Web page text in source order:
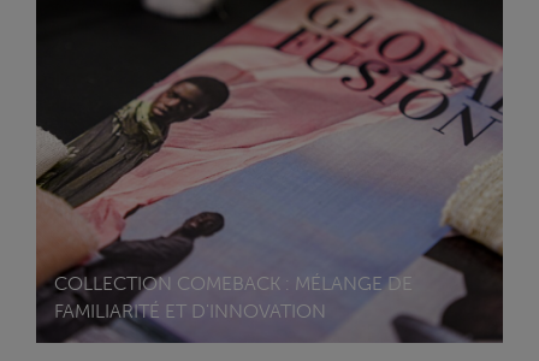
COLLECTION COMEBACK : MÉLANGE DE
FAMILIARITÉ ET D'INNOVATION